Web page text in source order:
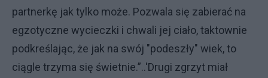
partnerkę jak tylko może. Pozwala się zabierać na
egzotyczne wycieczki i chwali jej ciało, taktownie
podkreślając, że jak na swój "podeszły" wiek, to
ciągle trzyma się świetnie.”..'Drugi zgrzyt miał